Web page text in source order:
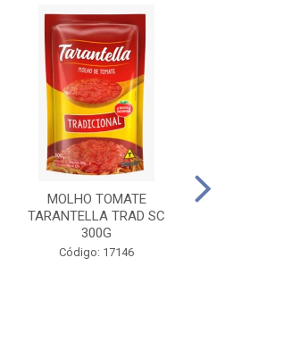
MOLHO TOMATE
TARANTELLA TRAD SC
300G
Código: 17146